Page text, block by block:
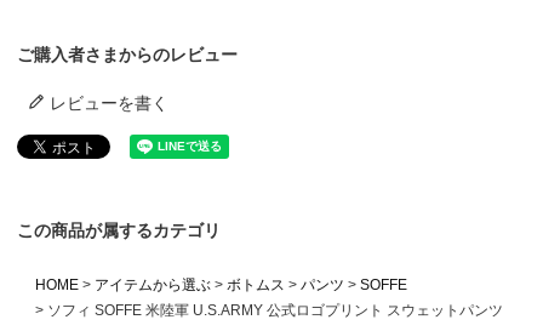
ご購入者さまからのレビュー
レビューを書く
この商品が属するカテゴリ
HOME アイテムから選ぶ ボトムス パンツ
SOFFE
ソフィ SOFFE 米陸軍 U.S.ARMY 公式ロゴプリント スウェットパンツ